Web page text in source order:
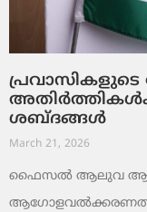
പ്രവാസികളുടെ
ശബ്ദങ്ങൾ
March 21, 2026
ഫൈസൽ ആലുവ ആർ